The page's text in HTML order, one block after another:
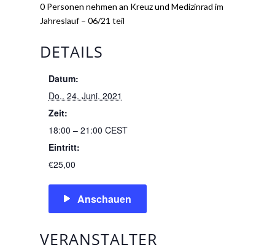
0 Personen nehmen an Kreuz und Medizinrad im
Jahreslauf – 06/21 teil
DETAILS
Datum:
Do.. 24. Juni. 2021
Zeit:
18:00 – 21:00 CEST
Eintritt:
€25,00
Anschauen
VERANSTALTER